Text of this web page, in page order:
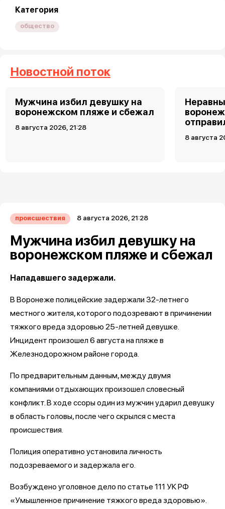
Категория
общество
Новостной поток
Мужчина избил девушку на
воронежском пляже и сбежал
8 августа 2026, 21:28
8 августа
происшествия 8 августа 2026, 21:28
Мужчина избил девушку на
воронежском пляже и сбежал
Нападавшего задержали.
В Воронеже полицейские задержали 32-летнего
местного жителя, которого подозревают в причинении
тяжкого вреда здоровью 25-летней девушке.
Инцидент произошел 6 августа на пляже в
Железнодорожном районе города.
По предварительным данным, между двумя
компаниями отдыхающих произошел словесный
конфликт. В ходе ссоры один из мужчин ударил девушку
в область головы, после чего скрылся с места
происшествия.
Полиция оперативно установила личность
подозреваемого и задержала его.
Возбуждено уголовное дело по статье 111 УК РФ
«Умышленное причинение тяжкого вреда здоровью».